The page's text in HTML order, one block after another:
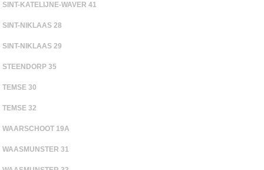
SINT-KATELIJNE-WAVER 41
SINT-NIKLAAS 28
SINT-NIKLAAS 29
STEENDORP 35
TEMSE 30
TEMSE 32
WAARSCHOOT 19A
WAASMUNSTER 31